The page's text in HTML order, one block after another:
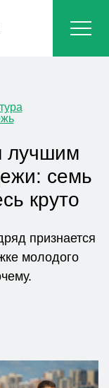
лучшим
семь
круто
признается
молодого